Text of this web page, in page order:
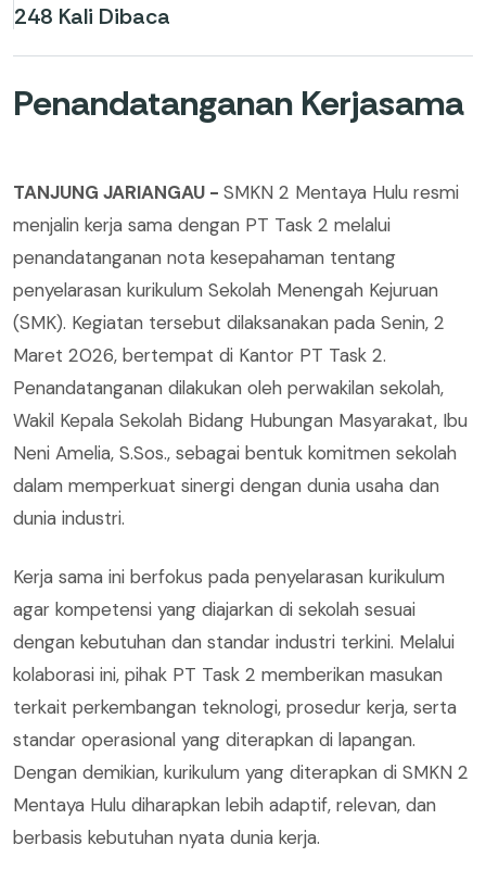
248 Kali Dibaca
Penandatanganan Kerjasama
TANJUNG JARIANGAU - SMKN 2 Mentaya Hulu resmi
menjalin kerja sama dengan PT Task 2 melalui
penandatanganan nota kesepahaman tentang
penyelarasan kurikulum Sekolah Menengah Kejuruan
(SMK). Kegiatan tersebut dilaksanakan pada Senin, 2
Maret 2026, bertempat di Kantor PT Task 2.
Penandatanganan dilakukan oleh perwakilan sekolah,
Wakil Kepala Sekolah Bidang Hubungan Masyarakat, Ibu
Neni Amelia, S.Sos., sebagai bentuk komitmen sekolah
dalam memperkuat sinergi dengan dunia usaha dan
dunia industri.
Kerja sama ini berfokus pada penyelarasan kurikulum
agar kompetensi yang diajarkan di sekolah sesuai
dengan kebutuhan dan standar industri terkini. Melalui
kolaborasi ini, pihak PT Task 2 memberikan masukan
terkait perkembangan teknologi, prosedur kerja, serta
standar operasional yang diterapkan di lapangan.
Dengan demikian, kurikulum yang diterapkan di SMKN 2
Mentaya Hulu diharapkan lebih adaptif, relevan, dan
berbasis kebutuhan nyata dunia kerja.